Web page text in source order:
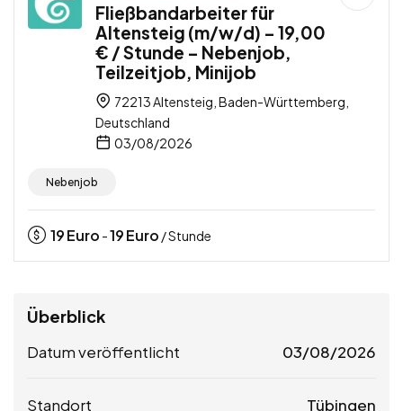
Fließbandarbeiter für
Altensteig (m/w/d) – 19,00
€ / Stunde – Nebenjob,
Teilzeitjob, Minijob
72213 Altensteig, Baden-Württemberg,
Deutschland
03/08/2026
Nebenjob
19Euro -19Euro / Stunde
Überblick
Datum veröffentlicht 03/08/2026
Standort Tübingen